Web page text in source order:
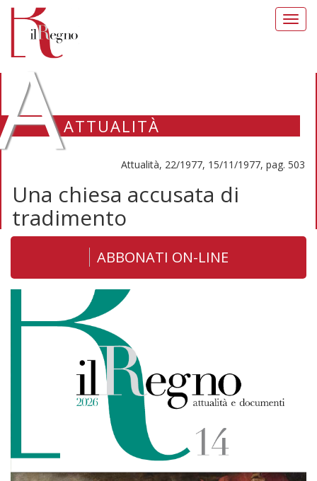
ATTUALITÀ
Attualità, 22/1977, 15/11/1977, pag. 503
Una chiesa accusata di
tradimento
ABBONATI ON-LINE